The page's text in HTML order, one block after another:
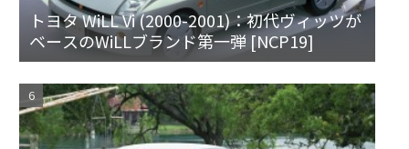
トヨタ WiLL Vi (2000-2001)：初代ヴィッツが
ベースのWiLLブランド第一弾 [NCP19]